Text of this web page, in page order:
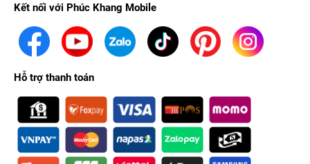
Kết nối với Phúc Khang Mobile
Hỗ trợ thanh toán